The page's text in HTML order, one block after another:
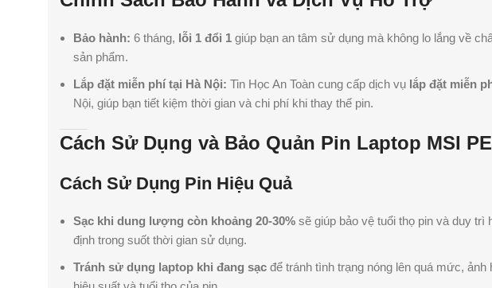
Bảo hành: 6 tháng, lỗi 1 đổi 1 giúp bạn an tâm sử dụng mà không lo lắng về
sản phẩm.
Lắp đặt miễn phí tại Hà Nội: Tin Học An Toàn cung cấp dịch vụ lắp đặt miễn
Nội, giúp bạn tiết kiệm thời gian và chi phí khi thay thế pin.
Cách Sử Dụng và Bảo Quản Pin Laptop MSI
Cách Sử Dụng Pin Hiệu Quả
Sạc khi dung lượng còn khoảng 20-30% sẽ giúp bảo vệ tuổi thọ pin và duy trì
định trong suốt thời gian sử dụng.
Tránh sử dụng laptop khi đang sạc để tránh tình trạng nóng lên quá mức, ảnh